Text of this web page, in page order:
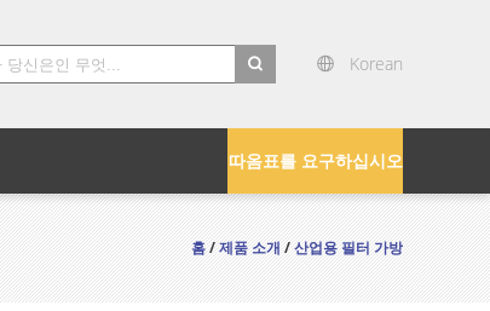
Korean
따옴표를 요구하십시오
홈/제품 소개/산업용 필터 가방